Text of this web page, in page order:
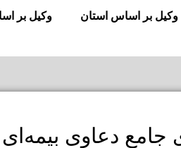
وکیل بر اساس استان وکیل بر
جامع دعاوی